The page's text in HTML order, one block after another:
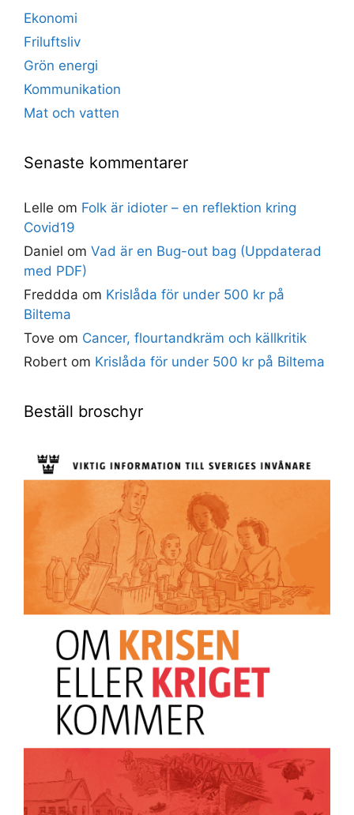
Ekonomi
Friluftsliv
Grön energi
Kommunikation
Mat och vatten
Senaste kommentarer
Lelle om Folk är idioter – en reflektion kring
Covid19
Daniel om Vad är en Bug-out bag (Uppdaterad
med PDF)
Freddda om Krislåda för under 500 kr på
Biltema
Tove om Cancer, flourtandkräm och källkritik
Robert om Krislåda för under 500 kr på Biltema
Beställ broschyr